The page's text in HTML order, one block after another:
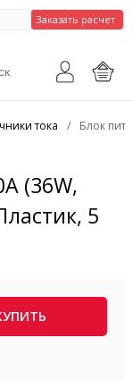
Заказать расчет
тока / Блок
(36W,
5